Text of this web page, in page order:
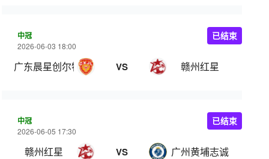
中冠
2026-06-03 18:00
广东晨星创尔特 VS 赣州红星
已结束
中冠
2026-06-05 17:30
赣州红星 VS 广州黄埔志诚
已结束